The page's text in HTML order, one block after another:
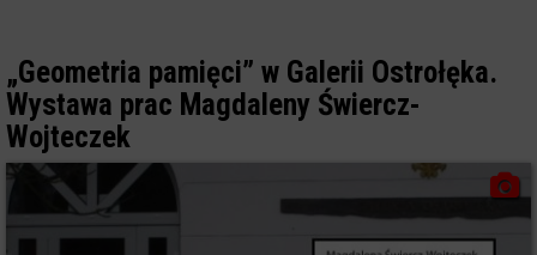
„Geometria pamięci” w Galerii Ostrołęka.
Wystawa prac Magdaleny Świercz-
Wojteczek